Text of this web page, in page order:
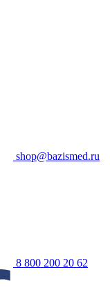
shop@bazismed.ru
8 800 200 20 62